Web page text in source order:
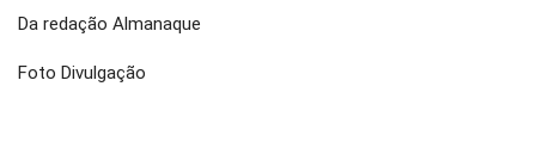
Da redação Almanaque
Foto Divulgação